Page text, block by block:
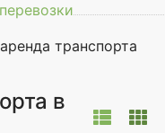
транспорта
в